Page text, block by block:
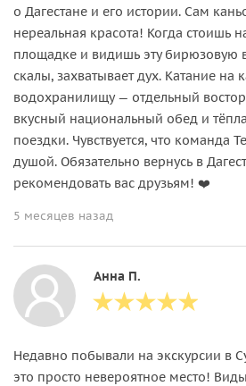
о Дагестане и его истории. Сам
нереальная красота! Когда стоишь
площадке и видишь эту бирюзовую
скалы, захватывает дух. Катание на
водохранилищу — отдельный
вкусный национальный обед и
поездки. Чувствуется, что команда
душой. Обязательно вернусь в
рекомендовать вас друзьям! ❤️
5 месяцев назад
Анна П.
Недавно побывали на экскурсии в
это просто невероятное место!